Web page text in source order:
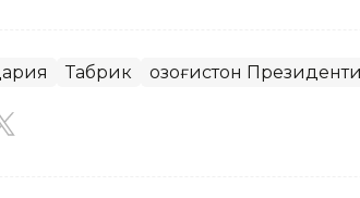
Табрик Қозоғистон Президенти